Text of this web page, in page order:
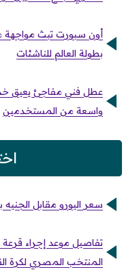
أون سبورت تبث مواجهة
بطولة العالم للناشئات
عطل فني مفاجئ يعيق
واسعة من المستخدمين
سعر اليورو مقابل الجنيه بنهاية
تفاصيل موعد إجراء قرعة
المنتخب المصري لكرة